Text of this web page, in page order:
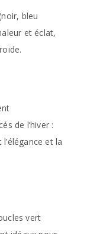
bleu
et éclat,
de l’hiver :
et la
vert